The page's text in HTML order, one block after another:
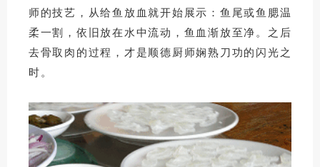
师的技艺，从给鱼放血就开始展示：鱼尾或鱼腮温
柔一割，依旧放在水中流动，鱼血渐放至净。之后
去骨取肉的过程，才是顺德厨师娴熟刀功的闪光之
时。